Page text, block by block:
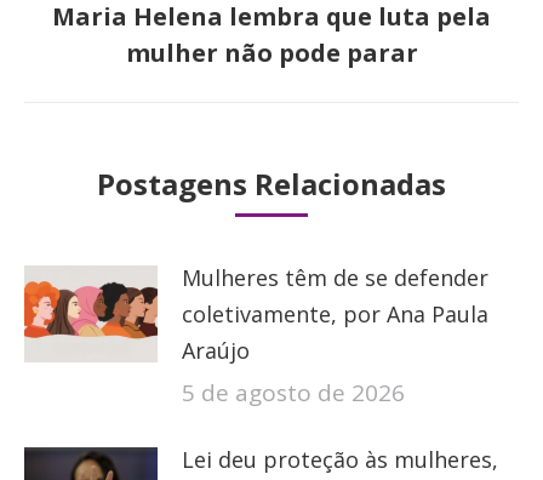
Próximo
post:
Maria Helena lembra que luta pela
mulher não pode parar
Postagens Relacionadas
Mulheres têm de se defender
coletivamente, por Ana Paula
Araújo
5 de agosto de 2026
Lei deu proteção às mulheres,